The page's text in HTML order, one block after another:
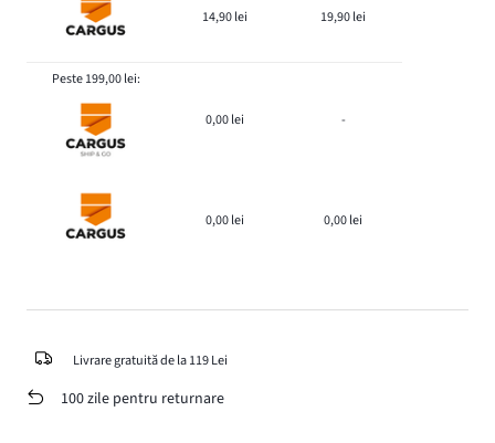
14,90 lei 19,90 lei
Peste 199,00 lei:
0,00 lei -
0,00 lei 0,00 lei
Livrare gratuită de la 119 Lei
100 zile pentru returnare